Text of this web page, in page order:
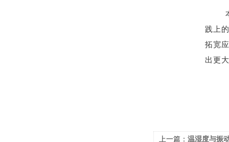
本次
践上
拓宽
出更
上一篇： 温湿度与振动综